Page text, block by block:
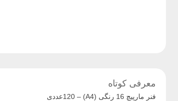
معرفی کوتاه
فنر مارپیچ 16 رنگی (A4) – 120عددی